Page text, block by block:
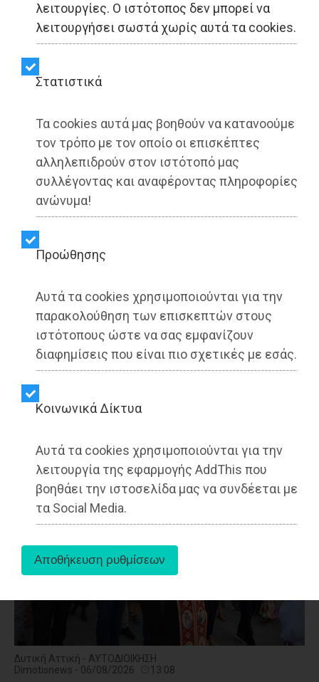
λειτουργίες. Ο ιστότοπος δεν μπορεί να
λειτουργήσει σωστά χωρίς αυτά τα cookies.
Στατιστικά
Τα cookies αυτά μας βοηθούν να κατανοούμε
τον τρόπο με τον οποίο οι επισκέπτες
αλληλεπιδρούν στον ιστότοπό μας
συλλέγοντας και αναφέροντας πληροφορίες
ανώνυμα!
Προώθησης
Αυτά τα cookies χρησιμοποιούνται για την
παρακολούθηση των επισκεπτών στους
ιστότοπους ώστε να σας εμφανίζουν
διαφημίσεις που είναι πιο σχετικές με εσάς.
Kοινωνικά Δίκτυα
Αυτά τα cookies χρησιμοποιούνται για την
λειτουργία της εφαρμογής AddThis που
βοηθάει την ιστοσελίδα μας να συνδέεται με
τα Social Media.
Μαραθώνας - LIFESTYLE
Δήμος Μαραθώνα: Το νέο πρόγραμμα "ΔΕΝ ΤΟ
ΕΙΔΑΜΕ 2026"
Δυτική Αττική - ΑΥΤΟΔΙΟΙΚΗΣΗ
Dimotisnews - 06/08/2026
13:08